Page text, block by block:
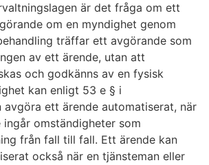
är det fråga om ett
om en myndighet genom
träffar ett avgörande som
av ett ärende, utan att
och godkänns av en fysisk
kan enligt 53 e § i
avgöra ett ärende automatiserat, när
omständigheter som
från fall till fall. Ett ärende kan
också när en tjänsteman eller